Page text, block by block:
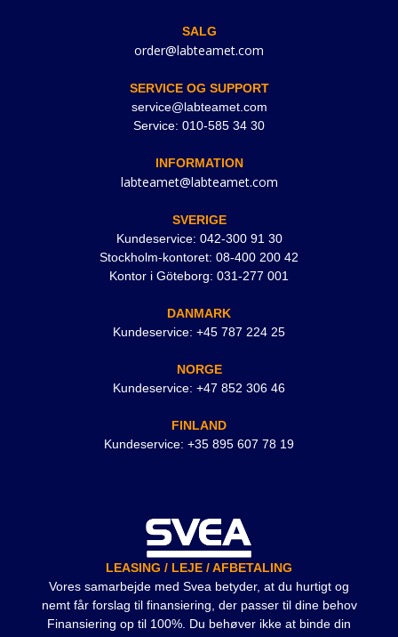
SALG
order@labteamet.com
SERVICE OG SUPPORT
service@labteamet.com
Service: 010-585 34 30
INFORMATION
labteamet@labteamet.com
SVERIGE
Kundeservice: 042-300 91 30
Stockholm-kontoret: 08-400 200 42
Kontor i Göteborg: 031-277 001
DANMARK
Kundeservice: +45 787 224 25
NORGE
Kundeservice: +47 852 306 46
FINLAND
Kundeservice: +35 895 607 78 19
LEASING / LEJE / AFBETALING
Vores samarbejde med Svea betyder, at du hurtigt og
nemt får forslag til finansiering, der passer til dine behov
Finansiering op til 100%. Du behøver ikke at binde din